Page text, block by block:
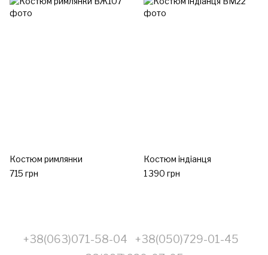
Костюм римлянки
715 грн
Костюм індіанця
1 390 грн
+38(063)071-58-04
+38(050)729-01-45